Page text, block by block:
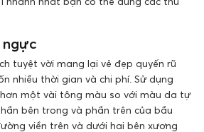
ngực
tuyệt vời mang lại vẻ đẹp quyến rũ
nhiều thời gian và chi phí. Sử dụng
một vài tông màu so với màu da tự
bên trong và phần trên của bầu
viền trên và dưới hai bên xương